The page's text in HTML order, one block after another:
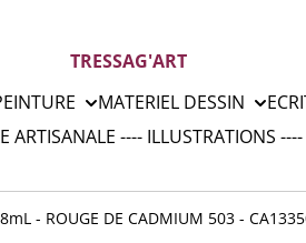
TRESSAG'ART
MATERIEL DESSIN
ARTISANALE ---- ILLUSTRATIONS --
- ROUGE DE CADMIUM 503 -